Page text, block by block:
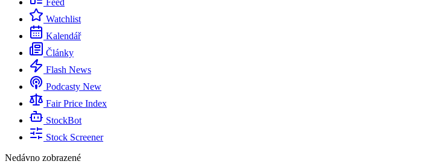
Feed
Watchlist
Kalendář
Články
Flash News
Podcasty New
Fair Price Index
StockBot
Stock Screener
Nedávno zobrazené